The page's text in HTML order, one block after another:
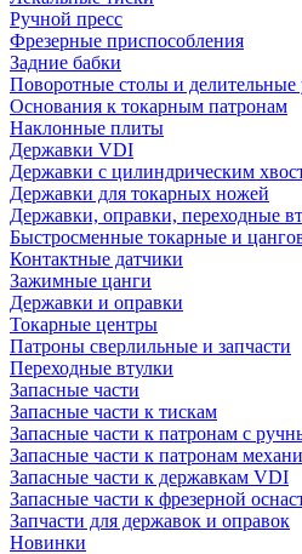
Ручной пресс
Фрезерные приспособления
Задние бабки
Поворотные столы и делительные
Основания к токарным патронам
Наклонные плиты
Державки VDI
Державки с цилиндрическим
Державки для токарных ножей
Державки, оправки, переходные
Быстросменные токарные и
Контактные датчики
Зажимные цанги
Державки и оправки
Токарные центры
Патроны сверлильные и запчасти
Переходные втулки
Запасные части
Запасные части к тискам
Запасные части к патронам с
Запасные части к патронам
Запасные части к державкам VDI
Запасные части к фрезерной
Запчасти для державок и оправок
Новинки